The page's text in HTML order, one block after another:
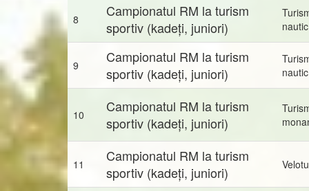
8
Campionatul RM la turism
sportiv (kadeți, juniori)
nautic
9
Campionatul RM la turism
sportiv (kadeți, juniori)
nautic
10
Campionatul RM la turism
sportiv (kadeți, juniori)
11
Campionatul RM la turism
sportiv (kadeți, juniori)